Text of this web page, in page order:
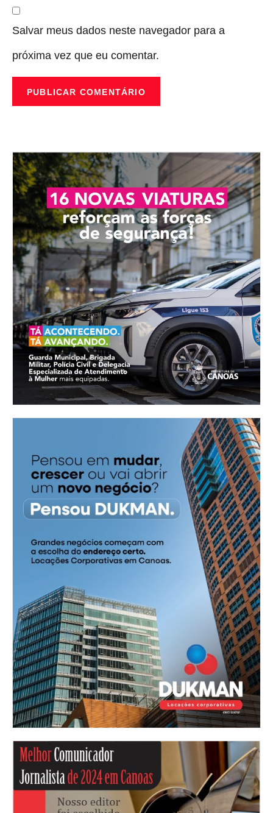
Salvar meus dados neste navegador para a
próxima vez que eu comentar.